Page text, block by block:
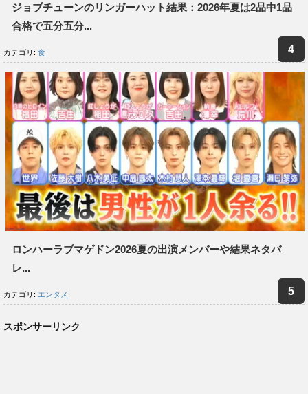
ジョブチューンのリンガーハット結果：2026年夏は2品中1品
合格で五分五分...
カテゴリ: 食
ロンハーラブマゲドン2026夏の出演メンバーや結果ネタバ
レ...
カテゴリ: エンタメ
スポンサーリンク